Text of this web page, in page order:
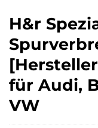
H&r
für Audi,
VW